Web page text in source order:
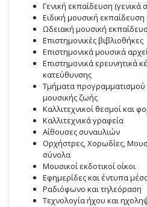
Γενική εκπαίδευση (γενικά
Ειδική μουσική
Ωδειακή μουσική
Επιστημονικές βιβλιοθήκες
Επιστημονικά μουσικά
Επιστημονικά ερευνητικά
κατεύθυνσης
Τμήματα
μουσικής ζωής
Καλλιτεχνικοί θεσμοί και
Καλλιτεχνικά γραφεία
Αίθουσες συναυλιών
Ορχήστρες, Χορωδίες,
σύνολα
Μουσικοί εκδοτικοί οίκοι
Εφημερίδες και έντυπα
Ραδιόφωνο και τηλεόραση
Τεχνολογία ήχου και